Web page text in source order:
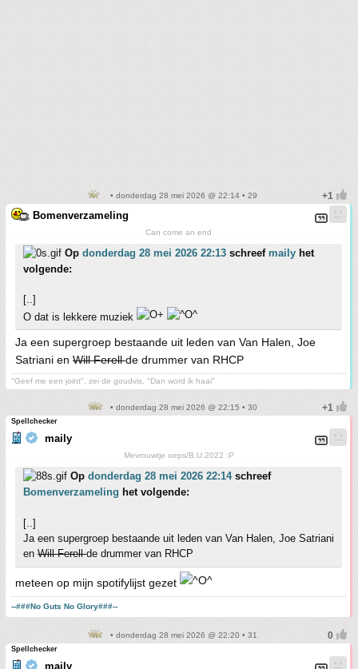
• donderdag 28 mei 2026 @ 22:14 • 29
Bomenverzameling
Can come an end
Op donderdag 28 mei 2026 22:13 schreef maily het
volgende:
[..]
O dat is lekkere muziek
Ja een supergroep bestaande uit leden van Van Halen, Joe
Satriani en Will Ferellde drummer van RHCP
"Geef me een joint", zei de goudvis, "Dan word ik haai"
• donderdag 28 mei 2026 @ 22:15 • 30
Spellchecker
maily
Mevrouwtje oeps/B.U.2022 :P
Op donderdag 28 mei 2026 22:14schreef
Bomenverzameling het volgende:
[..]
Ja een supergroep bestaande uit leden van Van Halen, Joe Satriani
en Will Ferellde drummer van RHCP
meteen op mijn spotifylijst gezet
--###No Guts No Glory###--
• donderdag 28 mei 2026 @ 22:20 • 31
Spellchecker
maily